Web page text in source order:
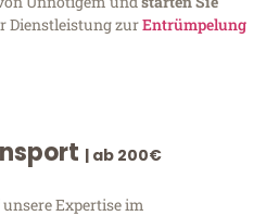
Dienstleistung zurEntrümpelung
| ab 200€
Expertise im